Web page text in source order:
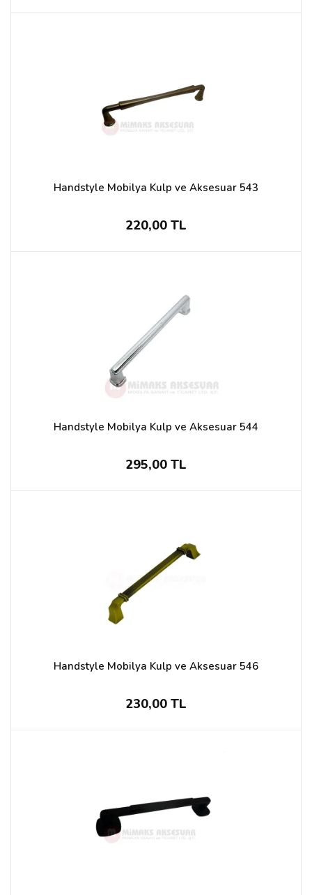
Handstyle Mobilya Kulp ve Aksesuar 543
220,00 TL
Handstyle Mobilya Kulp ve Aksesuar 544
295,00 TL
Handstyle Mobilya Kulp ve Aksesuar 546
230,00 TL